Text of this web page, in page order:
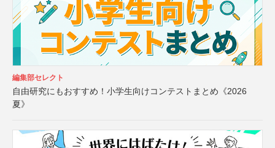
編集部セレクト
自由研究にもおすすめ！小学生向けコンテストまとめ《2026
夏》